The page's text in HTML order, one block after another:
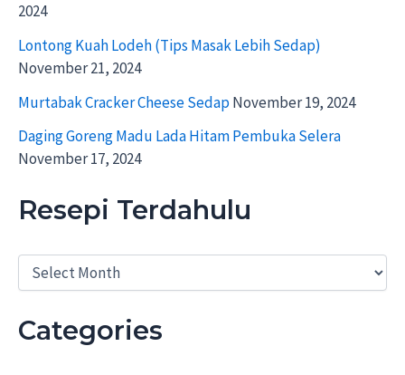
2024
Lontong Kuah Lodeh (Tips Masak Lebih Sedap)
November 21, 2024
Murtabak Cracker Cheese SedapNovember 19, 2024
Daging Goreng Madu Lada Hitam Pembuka Selera
November 17, 2024
Resepi Terdahulu
p
Categories